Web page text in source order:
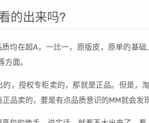
的出来吗?
均在超A，一比一，原版皮，原单的基
面。
，授权专柜卖的，那就是正品。但是，
品卖的，要是有点品质意识的MM就会发